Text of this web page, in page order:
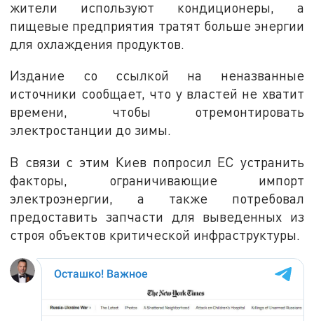
жители используют кондиционеры, а
пищевые предприятия тратят больше энергии
для охлаждения продуктов.
Издание со ссылкой на неназванные
источники сообщает, что у властей не хватит
времени, чтобы отремонтировать
электростанции до зимы.
В связи с этим Киев попросил ЕС устранить
факторы, ограничивающие импорт
электроэнергии, а также потребовал
предоставить запчасти для выведенных из
строя объектов критической инфраструктуры.